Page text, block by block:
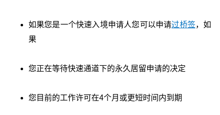
如果您是一个快速入境申请人您可以申请过桥签，如
果
您正在等待快速通道下的永久居留申请的决定
您目前的工作许可在4个月或更短时间内到期